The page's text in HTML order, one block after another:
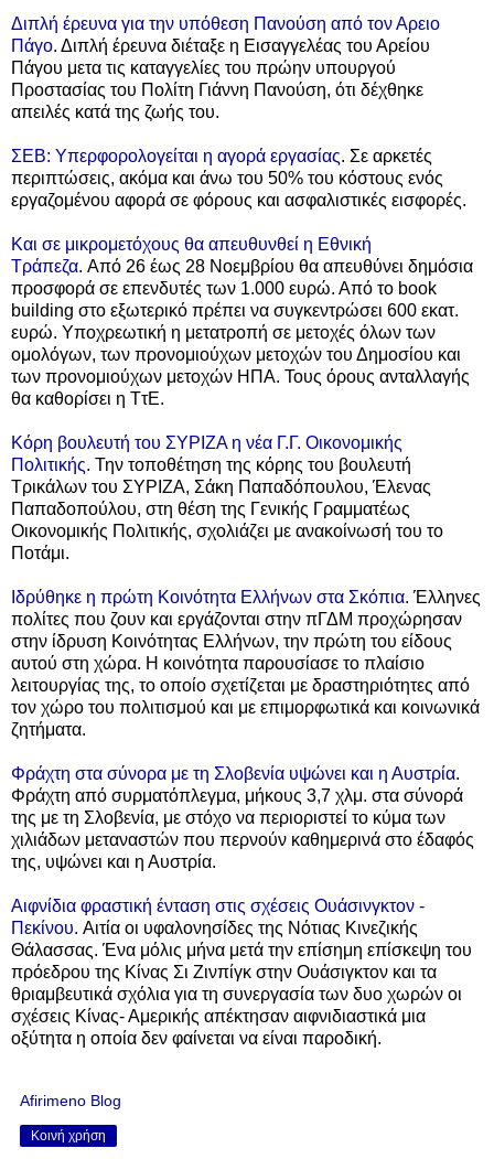
Διπλή έρευνα για την υπόθεση Πανούση από τον Αρειο
Πάγο. Διπλή έρευνα διέταξε η Εισαγγελέας του Αρείου
Πάγου μετα τις καταγγελίες του πρώην υπουργού
Προστασίας του Πολίτη Γιάννη Πανούση, ότι δέχθηκε
απειλές κατά της ζωής του.
ΣΕΒ: Υπερφορολογείται η αγορά εργασίας. Σε αρκετές
περιπτώσεις, ακόμα και άνω του 50% του κόστους ενός
εργαζομένου αφορά σε φόρους και ασφαλιστικές εισφορές.
Και σε μικρομετόχους θα απευθυνθεί η Εθνική
Τράπεζα. Από 26 έως 28 Νοεμβρίου θα απευθύνει δημόσια
προσφορά σε επενδυτές των 1.000 ευρώ. Από το book
building στο εξωτερικό πρέπει να συγκεντρώσει 600 εκατ.
ευρώ. Υποχρεωτική η μετατροπή σε μετοχές όλων των
ομολόγων, των προνομιούχων μετοχών του Δημοσίου και
των προνομιούχων μετοχών ΗΠΑ. Τους όρους ανταλλαγής
θα καθορίσει η ΤτΕ.
Κόρη βουλευτή του ΣΥΡΙΖΑ η νέα Γ.Γ. Οικονομικής
Πολιτικής. Την τοποθέτηση της κόρης του βουλευτή
Τρικάλων του ΣΥΡΙΖΑ, Σάκη Παπαδόπουλου, Έλενας
Παπαδοπούλου, στη θέση της Γενικής Γραμματέως
Οικονομικής Πολιτικής, σχολιάζει με ανακοίνωσή του το
Ποτάμι.
Ιδρύθηκε η πρώτη Κοινότητα Ελλήνων στα Σκόπια. Έλληνες
πολίτες που ζουν και εργάζονται στην πΓΔΜ προχώρησαν
στην ίδρυση Κοινότητας Ελλήνων, την πρώτη του είδους
αυτού στη χώρα. Η κοινότητα παρουσίασε το πλαίσιο
λειτουργίας της, το οποίο σχετίζεται με δραστηριότητες από
τον χώρο του πολιτισμού και με επιμορφωτικά και κοινωνικά
ζητήματα.
Φράχτη στα σύνορα με τη Σλοβενία υψώνει και η Αυστρία.
Φράχτη από συρματόπλεγμα, μήκους 3,7 χλμ. στα σύνορά
της με τη Σλοβενία, με στόχο να περιοριστεί το κύμα των
χιλιάδων μεταναστών που περνούν καθημερινά στο έδαφός
της, υψώνει και η Αυστρία.
Αιφνίδια φραστική ένταση στις σχέσεις Ουάσινγκτον -
Πεκίνου. Αιτία οι υφαλονησίδες της Νότιας Κινεζικής
Θάλασσας. Ένα μόλις μήνα μετά την επίσημη επίσκεψη του
πρόεδρου της Κίνας Σι Ζινπίγκ στην Ουάσιγκτον και τα
θριαμβευτικά σχόλια για τη συνεργασία των δυο χωρών οι
σχέσεις Κίνας- Αμερικής απέκτησαν αιφνιδιαστικά μια
οξύτητα η οποία δεν φαίνεται να είναι παροδική.
Afirimeno Blog
Κοινή χρήση